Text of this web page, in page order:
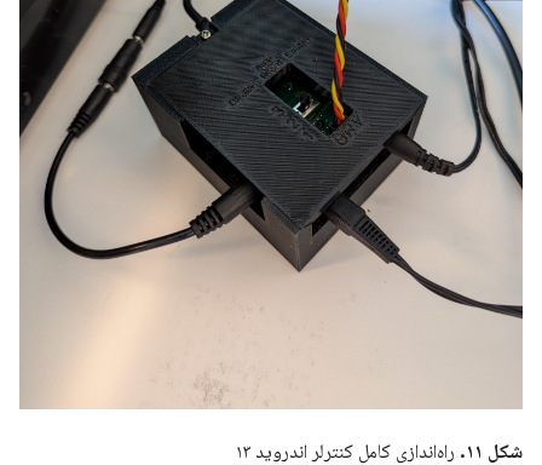
شکل ۱۱. راه‌اندازی کامل کنترلر اندروید ۱۳